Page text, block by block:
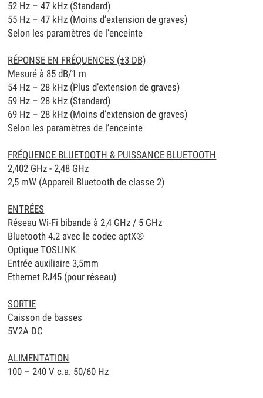
52 Hz – 47 kHz (Standard)
55 Hz – 47 kHz (Moins d’extension de graves)
Selon les paramètres de l’enceinte
RÉPONSE EN FRÉQUENCES (±3 DB)
Mesuré à 85 dB/1 m
54 Hz – 28 kHz (Plus d’extension de graves)
59 Hz – 28 kHz (Standard)
69 Hz – 28 kHz (Moins d’extension de graves)
Selon les paramètres de l’enceinte
FRÉQUENCE BLUETOOTH & PUISSANCE BLUETOOTH
2,402 GHz - 2,48 GHz
2,5 mW (Appareil Bluetooth de classe 2)
ENTRÉES
Réseau Wi-Fi bibande à 2,4 GHz / 5 GHz
Bluetooth 4.2 avec le codec aptX®
Optique TOSLINK
Entrée auxiliaire 3,5mm
Ethernet RJ45 (pour réseau)
SORTIE
Caisson de basses
5V2A DC
ALIMENTATION
100 – 240 V c.a. 50/60 Hz